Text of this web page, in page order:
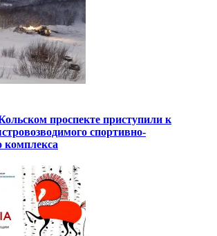
проспекте приступили к
спортивно-
комплекса